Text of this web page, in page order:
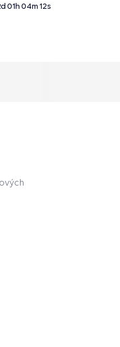
d 01h 04m11s